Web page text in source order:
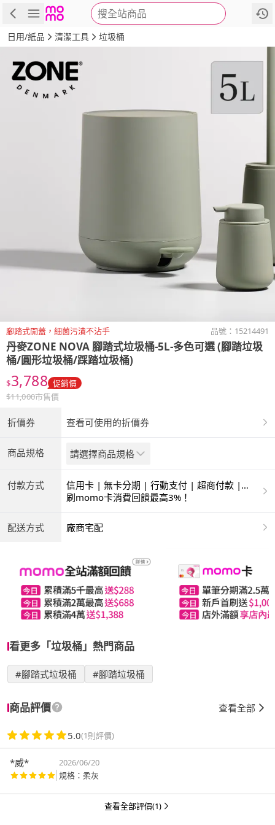
搜全站商品
商品 評價 詳情
日用/紙品 清潔工具 垃圾桶
腳踏式開蓋，細菌污漬不沾手 品號： 15214491
丹麥ZONE NOVA 腳踏式垃圾桶-5L-多色可選 (腳踏垃圾
桶/圓形垃圾桶/踩踏垃圾桶)
$3,788 促銷價
$11,000市售價
折價券 查看可使用的折價券
商品規格 請選擇商品規格
付款方式
信用卡 | 無卡分期 | 行動支付 | 超商付款 |
ATM | 銀聯卡
刷momo卡消費回饋最高3%！
配送方式 廠商宅配
看更多「垃圾桶」熱門商品
#腳踏式垃圾桶 #腳踏垃圾桶
商品評價 查看全部
5.0(1則評價)
*威*
2026/06/20
規格：柔灰
查看全部評價(1)